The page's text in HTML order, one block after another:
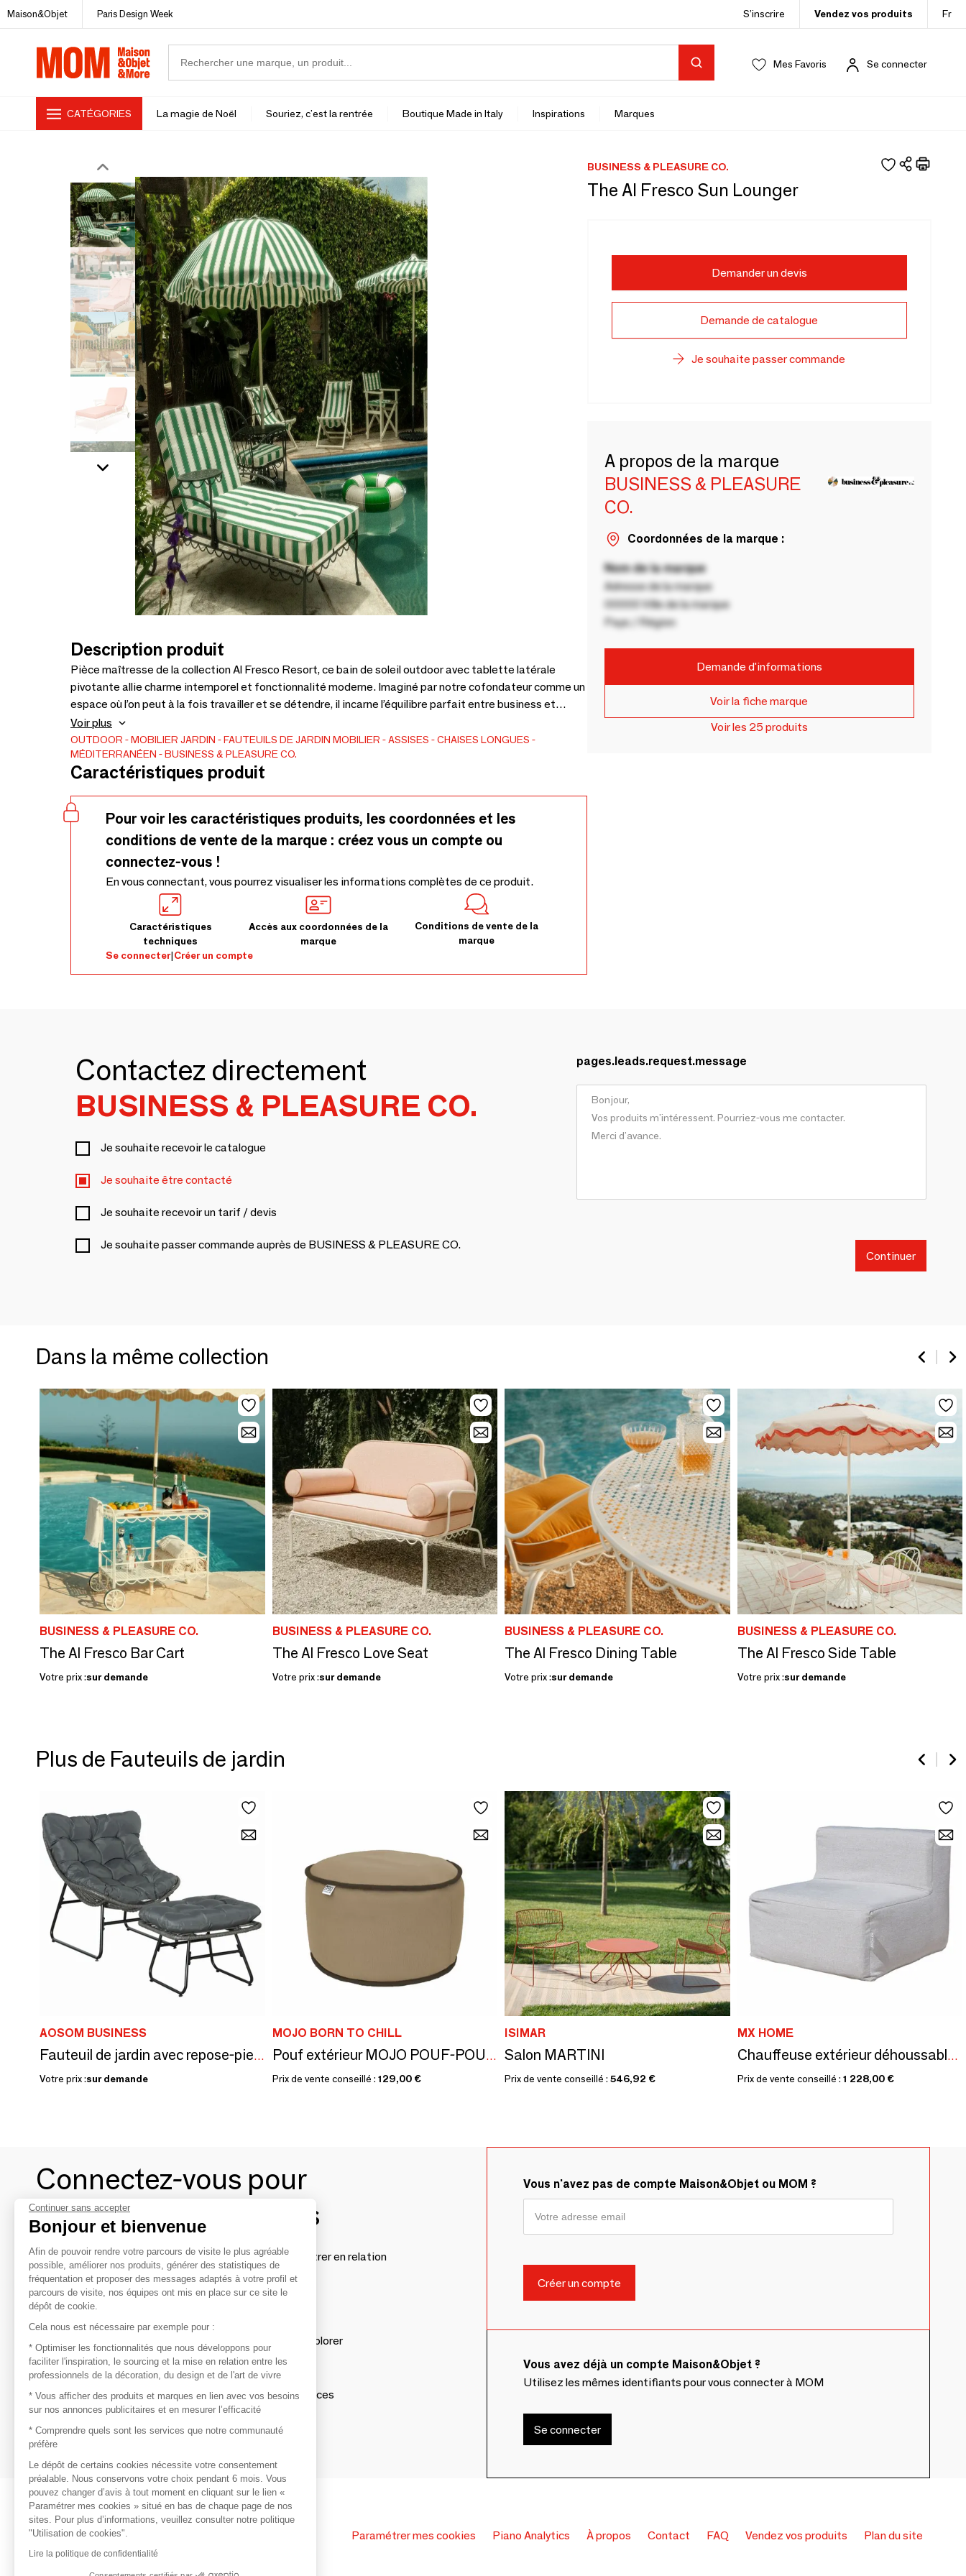
Maison&Objet Paris Design Week S’inscrire Vendez vos produits Fr
Mes Favoris Se connecter
CATÉGORIES La magie de Noël Souriez, c'est la rentrée Boutique Made in Italy Inspirations Marques
Description produit
Pièce maîtresse de la collection Al Fresco Resort, ce bain de soleil outdoor avec tablette latérale
pivotante allie charme intemporel et fonctionnalité moderne. Imaginé par notre cofondateur comme un
espace où l’on peut à la fois travailler et se détendre, il incarne l’équilibre parfait entre business et
pleasure.Conçu pour un usage quotidien et professionnel, ce transat toutes saisons est plus large que
les modèles standards, doté de coussins épais et remplaçables ainsi que d’une tablette pivotante
positionnée à hauteur idéale.
Voir plus
OUTDOOR MOBILIER JARDIN FAUTEUILS DE JARDIN MOBILIER ASSISES
CHAISES LONGUES
MÉDITERRANÉEN
BUSINESS & PLEASURE CO.
Caractéristiques produit
Pour voir les caractéristiques produits, les coordonnées et les
conditions de vente de la marque : créez vous un compte ou
connectez-vous !
En vous connectant, vous pourrez visualiser les informations complètes de ce produit.
Caractéristiques
techniques
Accès aux coordonnées de la
marque
Conditions de vente de la
marque
Se connecter|Créer un compte
BUSINESS & PLEASURE CO.
The Al Fresco Sun Lounger
Demander un devis
Demande de catalogue
Je souhaite passer commande
A propos de la marque
BUSINESS & PLEASURE
CO.
Coordonnées de la marque :
Nom de la marque
Adresse de la marque
00000 Ville de la marque
Pays / Région
Demande d'informations
Voir la fiche marque
Voir les 25 produits
Contactez directement
BUSINESS & PLEASURE CO.
Je souhaite recevoir le catalogue
Je souhaite être contacté
Je souhaite recevoir un tarif / devis
Je souhaite passer commande auprès de BUSINESS & PLEASURE CO.
pages.leads.request.message
Continuer
Dans la même collection
BUSINESS & PLEASURE CO.
The Al Fresco Bar Cart
Votre prix :sur demande
BUSINESS & PLEASURE CO.
The Al Fresco Love Seat
Votre prix :sur demande
BUSINESS & PLEASURE CO.
The Al Fresco Dining Table
Votre prix :sur demande
BUSINESS & PLEASURE CO.
The Al Fresco Side Table
Votre prix :sur demande
Plus de Fauteuils de jardin
AOSOM BUSINESS
Fauteuil de jardin avec repose-pieds 2 coussins inclus
Votre prix :sur demande
MOJO BORN TO CHILL
Pouf extérieur MOJO POUF-POUF Café latté / Marron
Prix de vente conseillé : 129,00 €
ISIMAR
Salon MARTINI
Prix de vente conseillé : 546,92 €
MX HOME
Chauffeuse extérieur déhoussable modulable en tissu effet lin
Prix de vente conseillé : 1 228,00 €
Connectez-vous pour
contacter les marques
Afin de profiter au mieux de l'expérience MOM et de rentrer en relation
avec vos marques préférées, créez-vous un compte.
Découvrir
Les produits de milliers de fournisseurs à explorer
S'inspirer
Inspiration et sélections de produits tendances
Contacter
Vous n'avez pas de compte Maison&Objet ou MOM ?
Vous avez déjà un compte Maison&Objet ?
Utilisez les mêmes identifiants pour vous connecter à MOM
Se connecter
Paramétrer mes cookies Piano Analytics À propos Contact FAQ Vendez vos produits Plan du site
Continuer sans accepter
Bonjour et bienvenue
Afin de pouvoir rendre votre parcours de visite le plus agréable
possible, améliorer nos produits, générer des statistiques de
fréquentation et proposer des messages adaptés à votre profil et
parcours de visite, nos équipes ont mis en place sur ce site le
dépôt de cookie.
Cela nous est nécessaire par exemple pour :
* Optimiser les fonctionnalités que nous développons pour
faciliter l'inspiration, le sourcing et la mise en relation entre les
professionnels de la décoration, du design et de l'art de vivre
* Vous afficher des produits et marques en lien avec vos besoins
sur nos annonces publicitaires et en mesurer l’efficacité
* Comprendre quels sont les services que notre communauté
préfère
Le dépôt de certains cookies nécessite votre consentement
préalable. Nous conservons votre choix pendant 6 mois. Vous
pouvez changer d’avis à tout moment en cliquant sur le lien «
Paramétrer mes cookies » situé en bas de chaque page de nos
sites. Pour plus d’informations, veuillez consulter notre politique
"Utilisation de cookies".
Lire la politique de confidentialité